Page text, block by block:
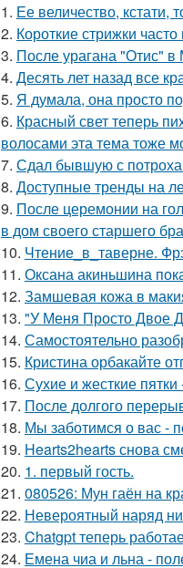
1. Ее величество,
2. Короткие стрижки
3. После урагана "Отис" в
4. Десять лет назад все
5. Я думала, она просто
6. Красный свет теперь
волосами эта тема тоже
7. Сдал бывшую с
8. Доступные тренды на
9. После церемонии на
в дом своего старшего
10. Чтение_в_таверне.
11. Оксана акиньшина
12. Замшевая кожа в
13. "У Меня Просто Двое
14. Самостоятельно
15. Кристина орбакайте
16. Сухие и жесткие
17. После долгого
18. Мы заботимся о вас -
19. Hearts2hearts снова
20. 1. первый гость.
21. 080526: Мун гаён на
22. Невероятный наряд
23. Chatgpt теперь
24. Емена чиа и льна -